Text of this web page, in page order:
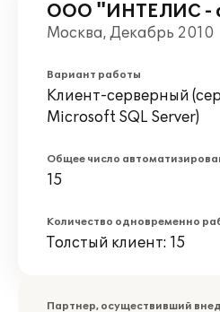
ООО "ИНТЕЛИС -
Москва, Декабрь 2010
Вариант работы
Клиент-серверный
Microsoft SQL Server)
Общее число
15
Количество одновременно
Толстый клиент: 15
Партнер, осуществивший